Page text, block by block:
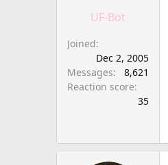
e
UF-Bot
Joined
Dec 2, 2005
Messages
8,621
Reaction score
35